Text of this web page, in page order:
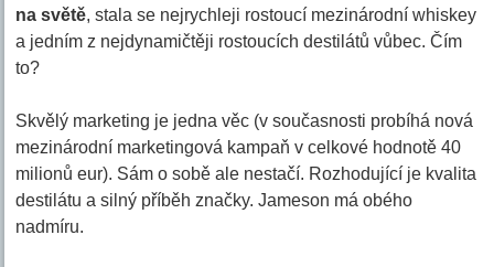
na světě, stala se nejrychleji rostoucí mezinárodní whiskey
a jedním z nejdynamičtěji rostoucích destilátů vůbec. Čím
to?
Skvělý marketing je jedna věc (v současnosti probíhá nová
mezinárodní marketingová kampaň v celkové hodnotě 40
milionů eur). Sám o sobě ale nestačí. Rozhodující je kvalita
destilátu a silný příběh značky. Jameson má obého
nadmíru.